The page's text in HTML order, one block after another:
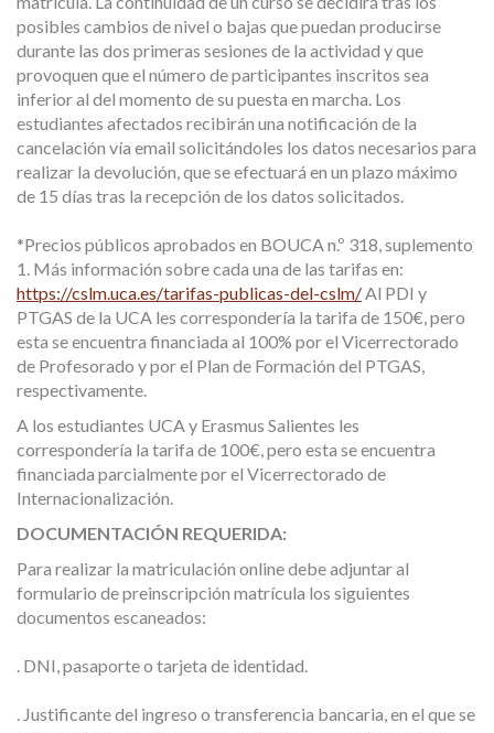
posibles cambios de nivel o bajas que puedan producirse
durante las dos primeras sesiones de la actividad y que
provoquen que el número de participantes inscritos sea
inferior al del momento de su puesta en marcha. Los
estudiantes afectados recibirán una notificación de la
cancelación vía email solicitándoles los datos necesarios para
realizar la devolución, que se efectuará en un plazo máximo
de 15 días tras la recepción de los datos solicitados.
*Precios públicos aprobados en BOUCA n.º 318, suplemento
1. Más información sobre cada una de las tarifas en:
https://cslm.uca.es/tarifas-publicas-del-cslm/Al PDI y
PTGAS de la UCA les correspondería la tarifa de 150€, pero
esta se encuentra financiada al 100% por el Vicerrectorado
de Profesorado y por el Plan de Formación del PTGAS,
respectivamente.
A los estudiantes UCA y Erasmus Salientes les
correspondería la tarifa de 100€, pero esta se encuentra
financiada parcialmente por el Vicerrectorado de
Internacionalización.
DOCUMENTACIÓN REQUERIDA:
Para realizar la matriculación online debe adjuntar al
formulario de preinscripción matrícula los siguientes
documentos escaneados:
. DNI, pasaporte o tarjeta de identidad.
. Justificante del ingreso o transferencia bancaria, en el que se